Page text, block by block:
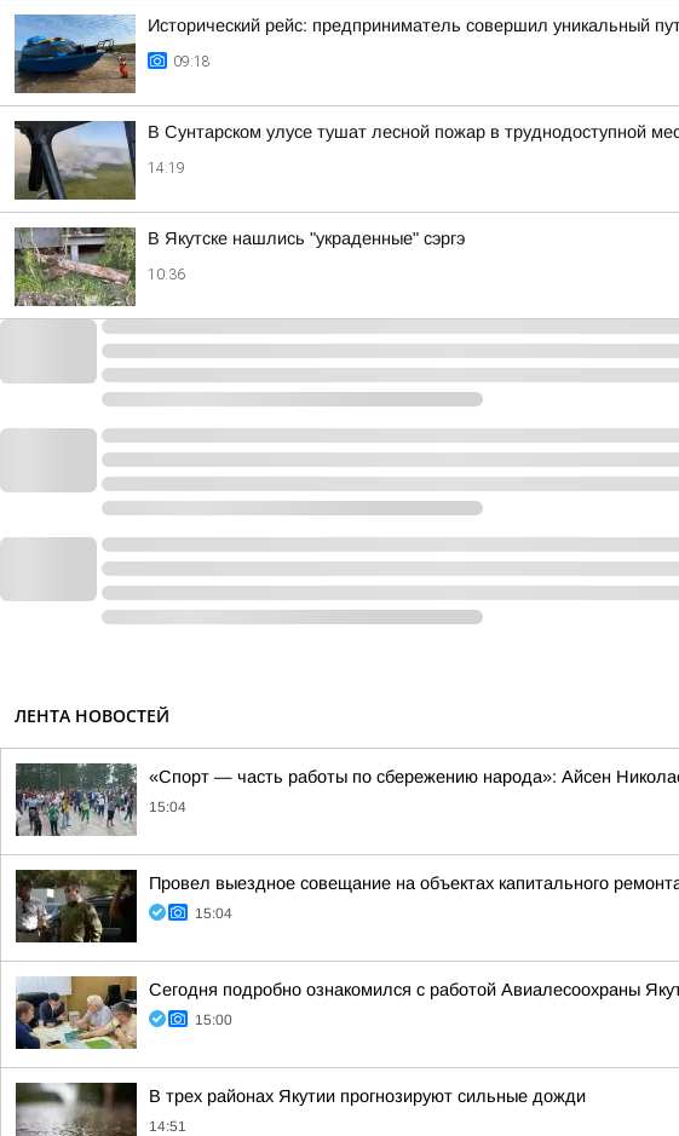
Исторический рейс: предприниматель совершил уникальный
09:18
В Сунтарском улусе тушат лесной пожар в труднодоступной
14:19
В Якутске нашлись "украденные" сэргэ
10:36
ЛЕНТА НОВОСТЕЙ
«Спорт — часть работы по сбережению народа»: Айсен
15:04
Провел выездное совещание на объектах капитального
15:04
Сегодня подробно ознакомился с работой Авиалесоохраны
15:00
В трех районах Якутии прогнозируют сильные дожди
14:51